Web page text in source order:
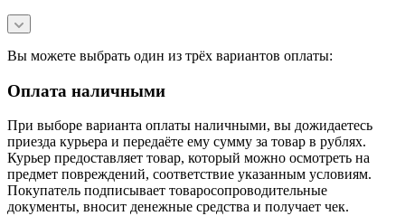
Вы можете выбрать один из трёх вариантов оплаты:
Оплата наличными
При выборе варианта оплаты наличными, вы дожидаетесь
приезда курьера и передаёте ему сумму за товар в рублях.
Курьер предоставляет товар, который можно осмотреть на
предмет повреждений, соответствие указанным условиям.
Покупатель подписывает товаросопроводительные
документы, вносит денежные средства и получает чек.